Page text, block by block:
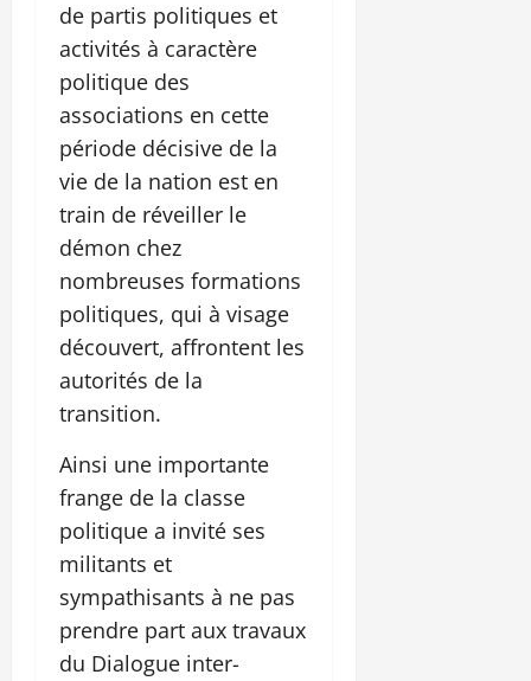
de partis politiques et
activités à caractère
politique des
associations en cette
période décisive de la
vie de la nation est en
train de réveiller le
démon chez
nombreuses formations
politiques, qui à visage
découvert, affrontent les
autorités de la
transition.
Ainsi une importante
frange de la classe
politique a invité ses
militants et
sympathisants à ne pas
prendre part aux travaux
du Dialogue inter-